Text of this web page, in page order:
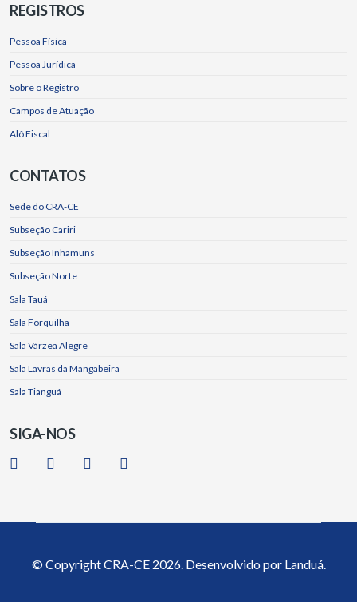
REGISTROS
Pessoa Física
Pessoa Jurídica
Sobre o Registro
Campos de Atuação
Alô Fiscal
CONTATOS
Sede do CRA-CE
Subseção Cariri
Subseção Inhamuns
Subseção Norte
Sala Tauá
Sala Forquilha
Sala Várzea Alegre
Sala Lavras da Mangabeira
Sala Tianguá
SIGA-NOS
© CopyrightCRA-CE2026. Desenvolvido por Landuá.